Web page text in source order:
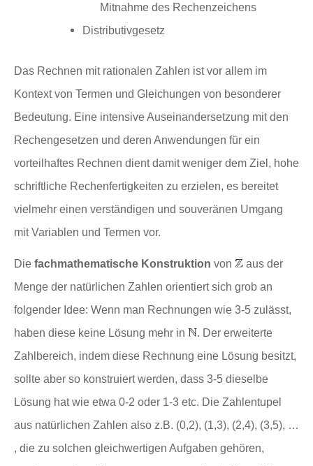
Mitnahme des Rechenzeichens
Distributivgesetz
Das Rechnen mit rationalen Zahlen ist vor allem im
Kontext von Termen und Gleichungen von besonderer
Bedeutung. Eine intensive Auseinandersetzung mit den
Rechengesetzen und deren Anwendungen für ein
vorteilhaftes Rechnen dient damit weniger dem Ziel, hohe
schriftliche Rechenfertigkeiten zu erzielen, es bereitet
vielmehr einen verständigen und souveränen Umgang
mit Variablen und Termen vor.
Die fachmathematische Konstruktion von
aus der
Menge der natürlichen Zahlen orientiert sich grob an
folgender Idee: Wenn man Rechnungen wie 3-5 zulässt,
haben diese keine Lösung mehr in
. Der erweiterte
Zahlbereich, indem diese Rechnung eine Lösung besitzt,
sollte aber so konstruiert werden, dass 3-5 dieselbe
Lösung hat wie etwa 0-2 oder 1-3 etc. Die Zahlentupel
aus natürlichen Zahlen also z.B. (0,2), (1,3), (2,4), (3,5), …
, die zu solchen gleichwertigen Aufgaben gehören,